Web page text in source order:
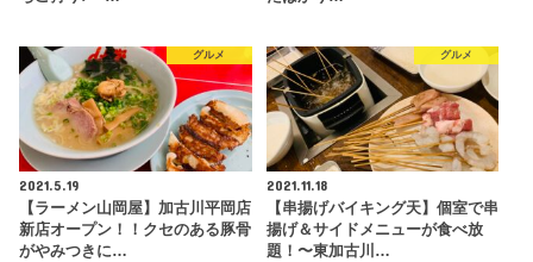
グルメ
2021.5.19
【ラーメン山岡屋】加古川平岡店
新店オープン！！クセのある豚骨
がやみつきに…
グルメ
2021.11.18
【串揚げバイキング天】個室で串
揚げ＆サイドメニューが食べ放
題！〜東加古川…